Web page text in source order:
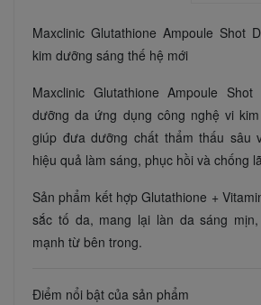
Maxclinic Glutathione Ampoule Shot
kim dưỡng sáng thế hệ mới
Maxclinic Glutathione Ampoule
dưỡng da ứng dụng công nghệ vi
giúp đưa dưỡng chất thẩm thấu sâu
hiệu quả làm sáng, phục hồi và chống
Sản phẩm kết hợp Glutathione +
sắc tố da, mang lại làn da sáng
mạnh từ bên trong.
Điểm nổi bật của sản phẩm